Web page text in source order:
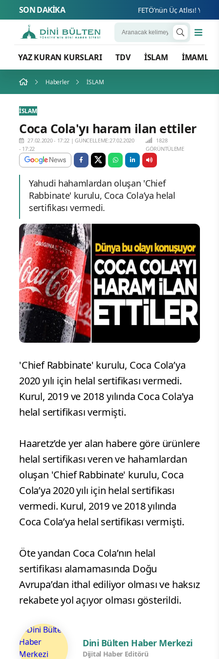
SON DAKİKA FETÖ’nün Üç Atlısı! Yeni
YAZ KURAN KURSLARI TDV İSLAM İMAMLAR
Haberler İSLAM
İSLAM
Coca Cola'yı haram ilan ettiler
27.02.2020 - 17:22 |GÜNCELLEME:27.02.2020
- 17:22
1828
GÖRÜNTÜLEME
Yahudi hahamlardan oluşan 'Chief
Rabbinate' kurulu, Coca Cola’ya helal
sertifikası vermedi.
'Chief Rabbinate' kurulu, Coca Cola’ya
2020 yılı için helal sertifikası vermedi.
Kurul, 2019 ve 2018 yılında Coca Cola’ya
helal sertifikası vermişti.
Haaretz’de yer alan habere göre ürünlere
helal sertifikası veren ve hahamlardan
oluşan 'Chief Rabbinate' kurulu, Coca
Cola’ya 2020 yılı için helal sertifikası
vermedi. Kurul, 2019 ve 2018 yılında
Coca Cola’ya helal sertifikası vermişti.
Öte yandan Coca Cola’nın helal
sertifikası alamamasında Doğu
Avrupa’dan ithal ediliyor olması ve haksız
rekabete yol açıyor olması gösterildi.
Dini Bülten Haber Merkezi
Dijital Haber Editörü